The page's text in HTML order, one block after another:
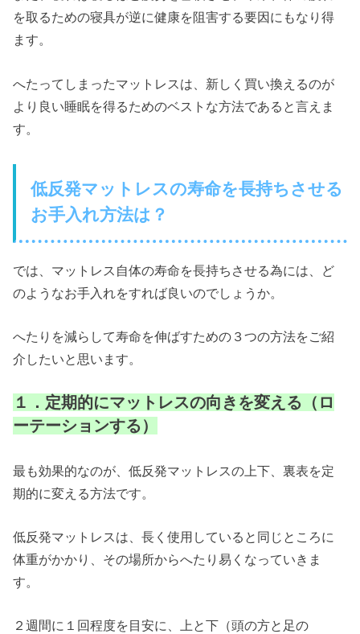
を取るための寝具が逆に健康を阻害する要因にもなり得
ます。
へたってしまったマットレスは、新しく買い換えるのが
より良い睡眠を得るためのベストな方法であると言えま
す。
低反発マットレスの寿命を長持ちさせる
お手入れ方法は？
では、マットレス自体の寿命を長持ちさせる為には、ど
のようなお手入れをすれば良いのでしょうか。
へたりを減らして寿命を伸ばすための３つの方法をご紹
介したいと思います。
１．定期的にマットレスの向きを変える（ロ
ーテーションする）
最も効果的なのが、低反発マットレスの上下、裏表を定
期的に変える方法です。
低反発マットレスは、長く使用していると同じところに
体重がかかり、その場所からへたり易くなっていきま
す。
２週間に１回程度を目安に、上と下（頭の方と足の